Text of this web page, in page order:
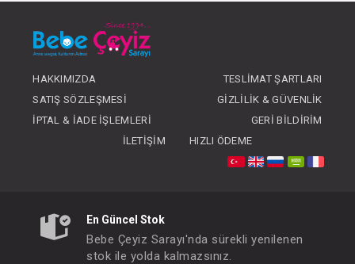
Battaniye...Love
HAKKIMIZDA
TESLIMAT ŞARTLARI
SATIŞ SÖZLEŞMESI
GIZLILIK & GÜVENLIK
İPTAL & İADE İŞLEMLERI
GERI BILDIRIM
İLETIŞIM
HIZLI ÖDEME
En Güncel Stok
Bebe Çeyiz Sarayı'nda sürekli yenilenen
stok ile yolda kalmazsınız.